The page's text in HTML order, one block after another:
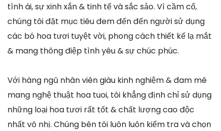
tình ái, sự xinh xắn & tinh tế và sắc sảo. Vì cầm cố,
chúng tôi đặt mục tiêu đem đến đến người sử dụng
các bó hoa tươi tuyệt vời, phong cách thiết kế lạ mắt
& mang thông điệp tình yêu & sự chúc phúc.
Với hàng ngũ nhân viên giàu kinh nghiệm & đam mê
mang nghệ thuật hoa tuoi, tôi khẳng định chỉ sử dụng
những loại hoa tươi rất tốt & chất lượng cao độc
nhất vô nhị. Chúng bên tôi luôn luôn kiểm tra và chọn